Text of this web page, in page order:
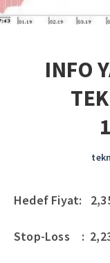
INFO
Hedef Fiyat:
Stop-Loss :